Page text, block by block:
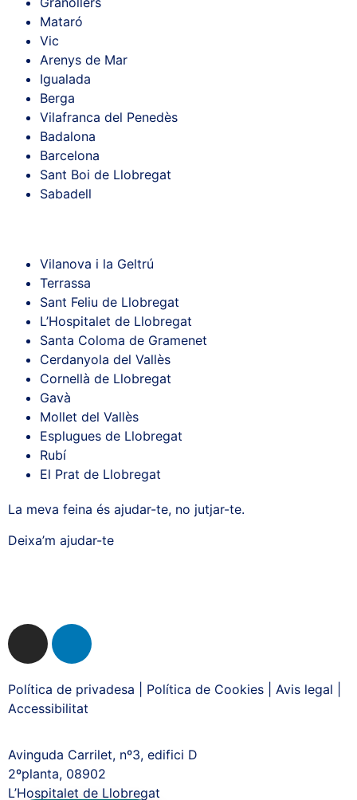
Mataró
Vic
Arenys de Mar
Igualada
Berga
Vilafranca del Penedès
Badalona
Barcelona
Sant Boi de Llobregat
Sabadell
Vilanova i la Geltrú
Terrassa
Sant Feliu de Llobregat
L’Hospitalet de Llobregat
Santa Coloma de Gramenet
Cerdanyola del Vallès
Cornellà de Llobregat
Gavà
Mollet del Vallès
Esplugues de Llobregat
Rubí
El Prat de Llobregat
La meva feina és ajudar-te, no jutjar-te.
Deixa’m ajudar-te
Política de privadesa Política de Cookies Avis legal
Accessibilitat
Avinguda Carrilet, nº3, edifici D
2ºplanta, 08902
L’Hospitalet de Llobregat